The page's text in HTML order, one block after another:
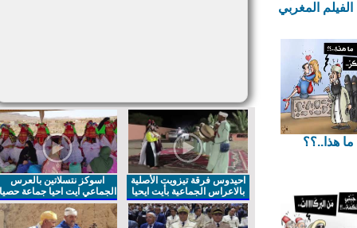
المغربي
هذا..؟؟
احيدوس فرقة تيزويت الأصلية
بالاعراس الجماعية بأيت ايحيا
اسوكز نتسلاتين بالعرس
الجماعي ايت احيا جماعة حصيا